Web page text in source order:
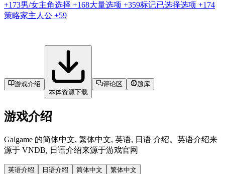
+173男/女主角选择 +168大量选项 +359标记已选择选项 +174
策略家主人公 +59
游戏介绍
本体资源下载
评论区 题库
游戏介绍
Galgame 的简体中文, 繁体中文, 英语, 日语 介绍。英语介绍来
源于 VNDB, 日语介绍来源于游戏官网
英语介绍 日语介绍 简体中文 繁体中文